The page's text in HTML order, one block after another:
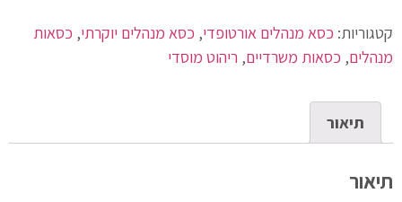
קטגוריות: כסא מנהלים אורטופדי, כסא מנהלים יוקרתי, כסאות
מנהלים, כסאות משרדיים, ריהוט מוסדי
תיאור
תיאור